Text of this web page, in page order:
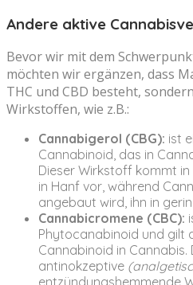
Andere aktive
Bevor wir mit dem
möchten wir ergänzen, dass
THC und CBD besteht,
Wirkstoffen, wie z.B.:
Cannabigerol (CBG): ist
Cannabinoid, das in
Dieser Wirkstoff kommt
in Hanf vor, während
angebaut wird, ihn in
Cannabicromene (CBC):
Phytocanabinoid und gilt
Cannabinoid in
antinokzeptive